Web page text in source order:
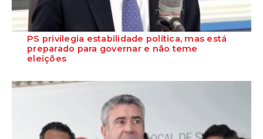
PS privilegia estabilidade política, mas está
preparado para governar e não teme
eleições
preparado para assumir responsabil...